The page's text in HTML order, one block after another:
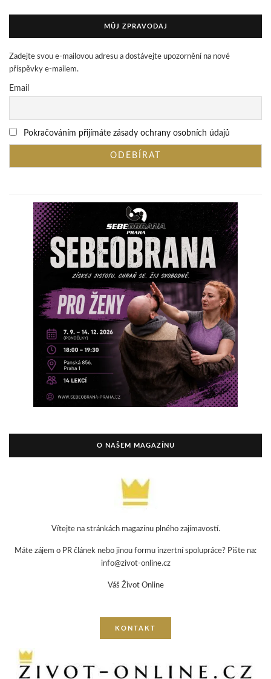
MŮJ ZPRAVODAJ
Zadejte svou e-mailovou adresu a dostávejte upozornění na nové
příspěvky e-mailem.
Email
Pokračováním přijímáte zásady ochrany osobních údajů
O NAŠEM MAGAZÍNU
Vítejte na stránkách magazínu plného zajímavostí.
Máte zájem o PR článek nebo jinou formu inzertní spolupráce? Pište na:
info@zivot-online.cz
Váš Život Online
KONTAKT